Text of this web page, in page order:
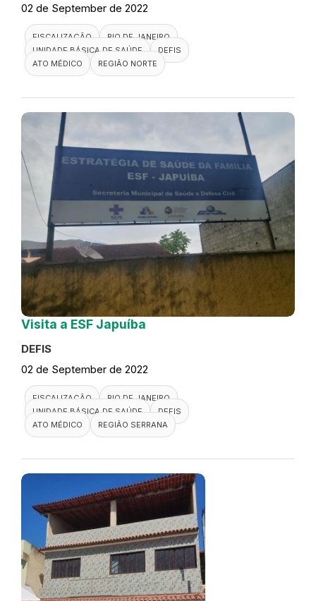
02 de September de 2022
FISCALIZAÇÃO
RIO DE JANEIRO
UNIDADE BÁSICA DE SAÚDE
DEFIS
ATO MÉDICO
REGIÃO NORTE
Visita a ESF Japuíba
DEFIS
02 de September de 2022
FISCALIZAÇÃO
RIO DE JANEIRO
UNIDADE BÁSICA DE SAÚDE
DEFIS
ATO MÉDICO
REGIÃO SERRANA